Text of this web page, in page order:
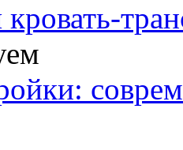
кровать-